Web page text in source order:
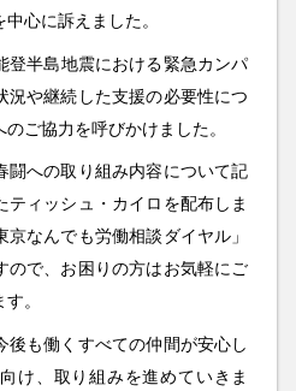
心に訴えました。
半島地震における緊急カンパ
況や継続した支援の必要性につ
ご協力を呼びかけました。
への取り組み内容について記
ィッシュ・カイロを配布しま
なんでも労働相談ダイヤル」
ので、お困りの方はお気軽にご
。
も働くすべての仲間が安心し
け、取り組みを進めていきま